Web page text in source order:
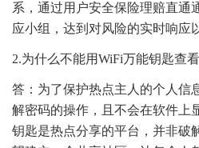
系，通过用户安全保险理赔直通
应小组，达到对风险的实时响应
2.为什么不能用WiFi万能钥匙查
答：为了保护热点主人的个人信
解密码的操作，且不会在软件上
钥匙是热点分享的平台，并非破